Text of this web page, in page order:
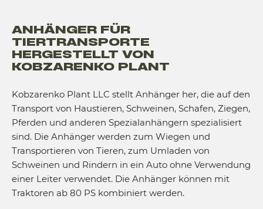
ANHÄNGER FÜR
TIERTRANSPORTE
HERGESTELLT VON
KOBZARENKO PLANT
Kobzarenko Plant LLC stellt Anhänger her, die auf den
Transport von Haustieren, Schweinen, Schafen, Ziegen,
Pferden und anderen Spezialanhängern spezialisiert
sind. Die Anhänger werden zum Wiegen und
Transportieren von Tieren, zum Umladen von
Schweinen und Rindern in ein Auto ohne Verwendung
einer Leiter verwendet. Die Anhänger können mit
Traktoren ab 80 PS kombiniert werden.